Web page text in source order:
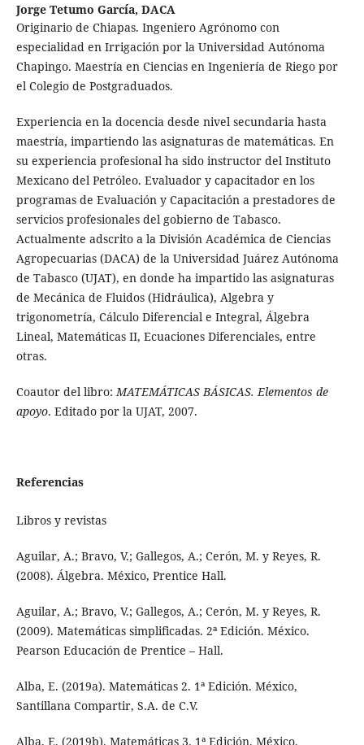
Jorge Tetumo García, DACA
Originario de Chiapas. Ingeniero Agrónomo con
especialidad en Irrigación por la Universidad Autónoma
Chapingo. Maestría en Ciencias en Ingeniería de Riego por
el Colegio de Postgraduados.
Experiencia en la docencia desde nivel secundaria hasta
maestría, impartiendo las asignaturas de matemáticas. En
su experiencia profesional ha sido instructor del Instituto
Mexicano del Petróleo. Evaluador y capacitador en los
programas de Evaluación y Capacitación a prestadores de
servicios profesionales del gobierno de Tabasco.
Actualmente adscrito a la División Académica de Ciencias
Agropecuarias (DACA) de la Universidad Juárez Autónoma
de Tabasco (UJAT), en donde ha impartido las asignaturas
de Mecánica de Fluidos (Hidráulica), Algebra y
trigonometría, Cálculo Diferencial e Integral, Álgebra
Lineal, Matemáticas II, Ecuaciones Diferenciales, entre
otras.
Coautor del libro: MATEMÁTICAS BÁSICAS. Elementos de
apoyo. Editado por la UJAT, 2007.
Referencias
Libros y revistas
Aguilar, A.; Bravo, V.; Gallegos, A.; Cerón, M. y Reyes, R.
(2008). Álgebra. México, Prentice Hall.
Aguilar, A.; Bravo, V.; Gallegos, A.; Cerón, M. y Reyes, R.
(2009). Matemáticas simplificadas. 2ª Edición. México.
Pearson Educación de Prentice – Hall.
Alba, E. (2019a). Matemáticas 2. 1ª Edición. México,
Santillana Compartir, S.A. de C.V.
Alba, E. (2019b). Matemáticas 3. 1ª Edición. México,